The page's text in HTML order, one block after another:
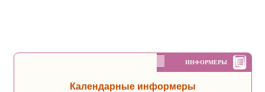
ИНФОРМЕРЫ
Календарные информеры